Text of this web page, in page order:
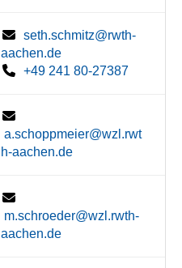
seth.schmitz@rwth-
aachen.de
+49 241 80-27387
a.schoppmeier@wzl.rwt
h-aachen.de
m.schroeder@wzl.rwth-
aachen.de